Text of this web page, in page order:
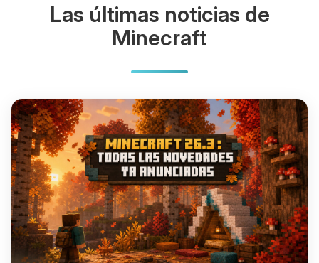
Las últimas noticias de
Minecraft